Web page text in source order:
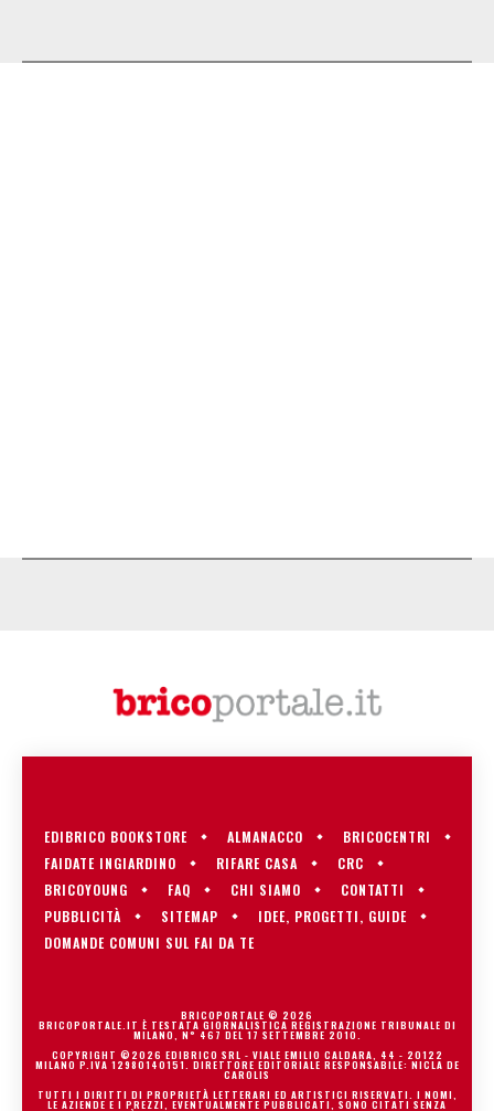
EDIBRICO BOOKSTORE ALMANACCO
BRICOCENTRI
FAIDATE INGIARDINO
RIFARE CASA
CRC
BRICOYOUNG
FAQ CHI SIAMO
CONTATTI
PUBBLICITÀ
SITEMAP
IDEE, PROGETTI, GUIDE
DOMANDE COMUNI SUL FAI DA TE
BRICOPORTALE © 2026
BRICOPORTALE.IT È TESTATA GIORNALISTICA REGISTRAZIONE TRIBUNALE DI
MILANO, N° 467 DEL 17 SETTEMBRE 2010.
COPYRIGHT ©2026 EDIBRICO SRL - VIALE EMILIO CALDARA, 44 - 20122
MILANO P.IVA 12980140151. DIRETTORE EDITORIALE RESPONSABILE: NICLA DE
CAROLIS
TUTTI I DIRITTI DI PROPRIETÀ LETTERARI ED ARTISTICI RISERVATI. I NOMI,
LE AZIENDE E I PREZZI, EVENTUALMENTE PUBBLICATI, SONO CITATI SENZA